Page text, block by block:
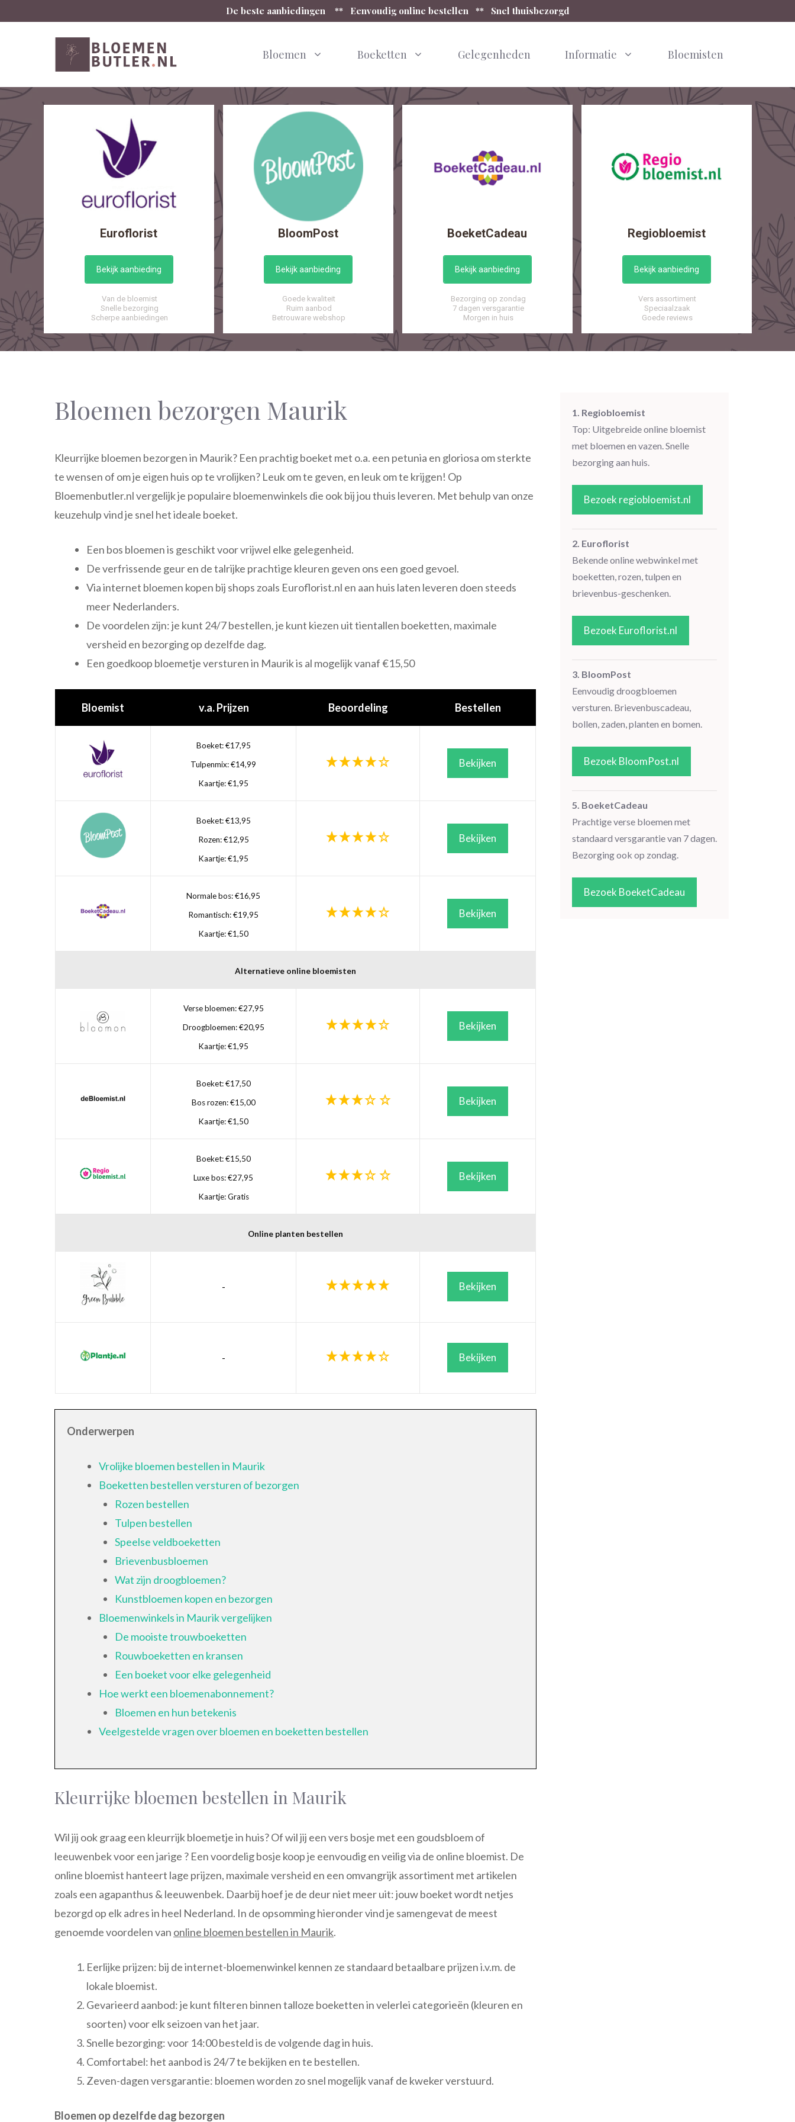
De beste aanbiedingen ** Eenvoudig online bestellen ** Snel thuisbezorgd
Bloemen Boeketten Gelegenheden Informatie Bloemisten
Euroflorist
Bekijk aanbieding
Van de bloemist
Snelle bezorging
Scherpe aanbiedingen
BloomPost
Bekijk aanbieding
Goede kwaliteit
Ruim aanbod
Betrouware webshop
BoeketCadeau
Bekijk aanbieding
Bezorging op zondag
7 dagen versgarantie
Morgen in huis
Regiobloemist
Bekijk aanbieding
Vers assortiment
Speciaalzaak
Goede reviews
Bloemen bezorgen Maurik
Kleurrijke bloemen bezorgen in Maurik? Een prachtig boeket met o.a. een petunia en gloriosa om sterkte
te wensen of om je eigen huis op te vrolijken? Leuk om te geven, en leuk om te krijgen! Op
Bloemenbutler.nl vergelijk je populaire bloemenwinkels die ook bij jou thuis leveren. Met behulp van onze
keuzehulp vind je snel het ideale boeket.
Een bos bloemen is geschikt voor vrijwel elke gelegenheid.
De verfrissende geur en de talrijke prachtige kleuren geven ons een goed gevoel.
Via internet bloemen kopen bij shops zoals Euroflorist.nl en aan huis laten leveren doen steeds
meer Nederlanders.
De voordelen zijn: je kunt 24/7 bestellen, je kunt kiezen uit tientallen boeketten, maximale
versheid en bezorging op dezelfde dag.
Een goedkoop bloemetje versturen in Maurik is al mogelijk vanaf €15,50
Bloemist v.a. Prijzen Beoordeling Bestellen
Boeket: €17,95
Tulpenmix: €14,99
Kaartje: €1,95
Bekijken
Boeket: €13,95
Rozen: €12,95
Kaartje: €1,95
Bekijken
Normale bos: €16,95
Romantisch: €19,95
Kaartje: €1,50
Bekijken
Alternatieve online bloemisten
Verse bloemen: €27,95
Droogbloemen: €20,95
Kaartje: €1,95
Bekijken
Boeket: €17,50
Bos rozen: €15,00
Kaartje: €1,50
Bekijken
Boeket: €15,50
Luxe bos: €27,95
Kaartje: Gratis
Bekijken
Online planten bestellen
- Bekijken
- Bekijken
Onderwerpen
Vrolijke bloemen bestellen in Maurik
Boeketten bestellen versturen of bezorgen
Rozen bestellen
Tulpen bestellen
Speelse veldboeketten
Brievenbusbloemen
Wat zijn droogbloemen?
Kunstbloemen kopen en bezorgen
Bloemenwinkels in Maurik vergelijken
De mooiste trouwboeketten
Rouwboeketten en kransen
Een boeket voor elke gelegenheid
Hoe werkt een bloemenabonnement?
Bloemen en hun betekenis
Veelgestelde vragen over bloemen en boeketten bestellen
Kleurrijke bloemen bestellen in Maurik
Wil jij ook graag een kleurrijk bloemetje in huis? Of wil jij een vers bosje met een goudsbloem of
leeuwenbek voor een jarige ? Een voordelig bosje koop je eenvoudig en veilig via de online bloemist. De
online bloemist hanteert lage prijzen, maximale versheid en een omvangrijk assortiment met artikelen
zoals een agapanthus & leeuwenbek. Daarbij hoef je de deur niet meer uit: jouw boeket wordt netjes
bezorgd op elk adres in heel Nederland. In de opsomming hieronder vind je samengevat de meest
genoemde voordelen van online bloemen bestellen in Maurik.
Eerlijke prijzen: bij de internet-bloemenwinkel kennen ze standaard betaalbare prijzen i.v.m. de
lokale bloemist.
Gevarieerd aanbod: je kunt filteren binnen talloze boeketten in velerlei categorieën (kleuren en
soorten) voor elk seizoen van het jaar.
Snelle bezorging: voor 14:00 besteld is de volgende dag in huis.
Comfortabel: het aanbod is 24/7 te bekijken en te bestellen.
Zeven-dagen versgarantie: bloemen worden zo snel mogelijk vanaf de kweker verstuurd.
Bloemen op dezelfde dag bezorgen
1. Regiobloemist
Top: Uitgebreide online bloemist
met bloemen en vazen. Snelle
bezorging aan huis.
Bezoek regiobloemist.nl
2. Euroflorist
Bekende online webwinkel met
boeketten, rozen, tulpen en
brievenbus-geschenken.
Bezoek Euroflorist.nl
3. BloomPost
Eenvoudig droogbloemen
versturen. Brievenbuscadeau,
bollen, zaden, planten en bomen.
Bezoek BloomPost.nl
5. BoeketCadeau
Prachtige verse bloemen met
standaard versgarantie van 7 dagen.
Bezorging ook op zondag.
Bezoek BoeketCadeau